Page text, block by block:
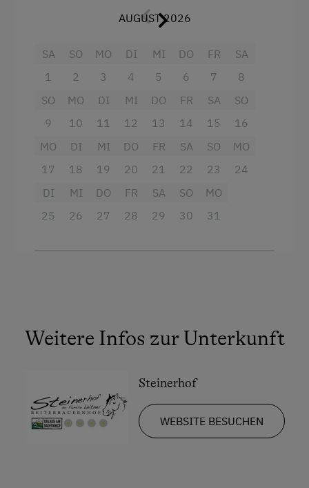
Babypauschale beträgt einmalig € 10,- bis zum
Haustiere sind bei uns leider keine erlaubt!
Doppelbett (Kingsize)
AUGUST 2026
SA
1
SO
2
MO
3
DI
4
MI
5
DO
6
FR
7
SA
8
SO
9
MO
10
DI
11
MI
12
DO
13
FR
14
SA
15
SO
16
MO
17
DI
18
MI
19
DO
20
FR
21
SA
22
SO
23
MO
24
DI
25
MI
26
DO
27
FR
28
SA
29
SO
30
MO
31
Weitere Infos zur Unterkunft
Steinerhof
WEBSITE BESUCHEN